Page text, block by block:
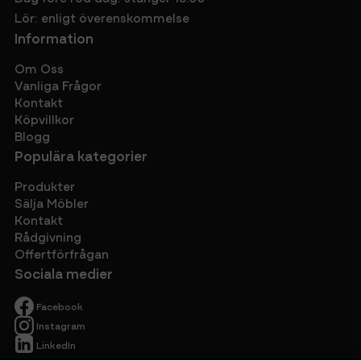
Lör: enligt överenskommelse
Information
Om Oss
Vanliga Frågor
Kontakt
Köpvillkor
Blogg
Populära kategorier
Produkter
Sälja Möbler
Kontakt
Rådgivning
Offertförfrågan
Sociala medier
Facebook
Instagram
LinkedIn